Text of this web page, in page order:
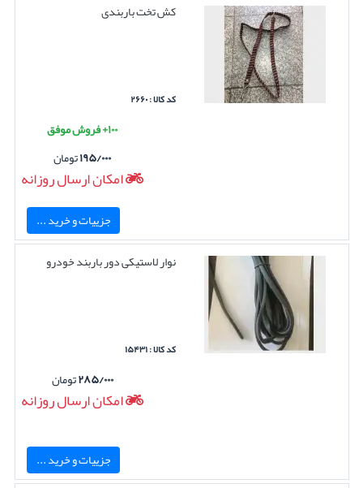
کش تخت باربندی
کد کالا : ۲۶۶۰
۱۰۰+ فروش موفق
۱۹۵/۰۰۰تومان
امکان ارسال روزانه
جزییات و خرید ...
نوار لاستیکی دور باربند خودرو
کد کالا : ۱۵۴۳۱
۲۸۵/۰۰۰تومان
امکان ارسال روزانه
جزییات و خرید ...